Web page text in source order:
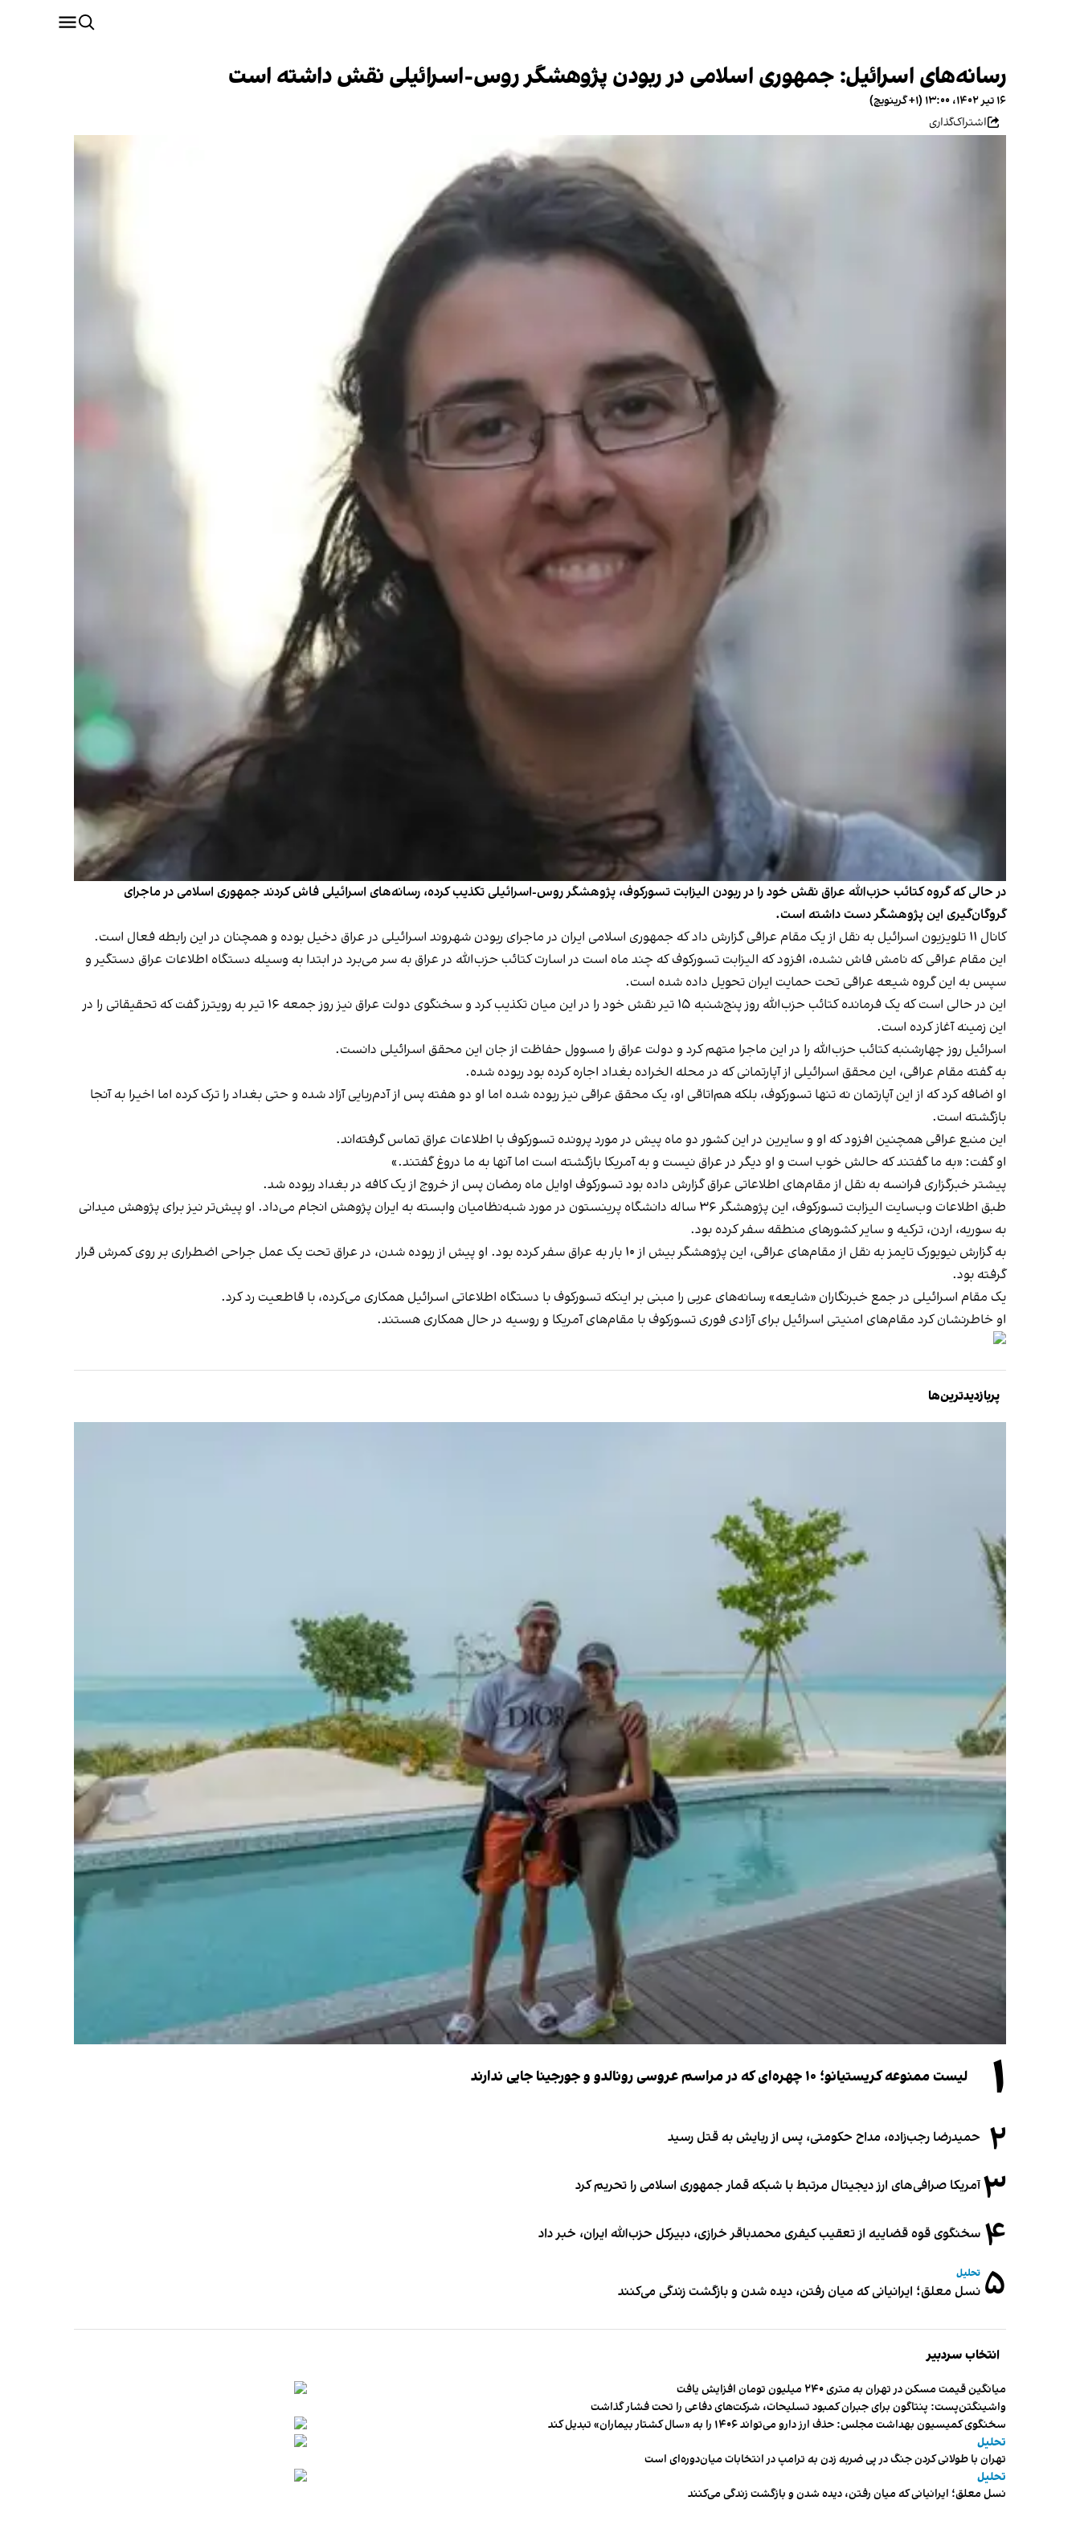
رسانه‌های اسرائیل: جمهوری اسلامی در ربودن پژوهشگر روس-اسرائیلی نقش داشته است
۱۶ تیر ۱۴۰۲، ۱۳:۰۰ (‎+۱ گرینویچ)
اشتراک‌گذاری
در حالی که گروه کتائب حزب‌الله عراق نقش خود را در ربودن الیزابت تسورکوف، پژوهشگر روس-اسرائیلی تکذیب کرده، رسانه‌های اسرائیلی فاش کردند جمهوری اسلامی در ماجرای
گروگان‌گیری این پژوهشگر دست داشته است.
کانال ۱۱ تلویزیون اسرائیل به نقل از یک‌ مقام عراقی گزارش داد که جمهوری اسلامی ایران در ماجرای ربودن شهروند اسرائیلی در عراق دخیل بوده و همچنان در این رابطه فعال است.
این ‌مقام عراقی که نامش فاش نشده، افزود که الیزابت تسورکوف که چند ماه است در اسارت کتائب حزب‌الله در عراق به سر می‌برد در ابتدا به وسیله دستگاه اطلاعات عراق دستگیر و
سپس به این گروه شیعه عراقی تحت حمایت ایران تحویل داده شده است.
این در حالی است که یک فرمانده کتائب حزب‌الله روز پنج‌شنبه ۱۵ تیر نقش خود را در این میان تکذیب کرد و سخنگوی دولت عراق نیز روز جمعه ۱۶ تیر به رویترز گفت که تحقیقاتی را در
این زمینه آغاز کرده است.
اسرائیل روز چهارشنبه کتائب حزب‌الله را در این ماجرا متهم کرد و دولت عراق را مسوول حفاظت از جان این‌ محقق اسرائیلی دانست.
به گفته مقام عراقی، این محقق اسرائیلی از آپارتمانی که در محله الخراده بغداد اجاره کرده بود ربوده شده.
او اضافه کرد که از این آپارتمان نه تنها تسورکوف، بلکه هم‌اتاقی او، یک محقق عراقی نیز ربوده شده اما او دو هفته پس از آدم‌ربایی آزاد شده و حتی بغداد را ترک کرده اما اخیرا به آنجا
بازگشته است.
این منبع عراقی همچنین افزود که او و سایرین در این کشور دو ماه پیش در مورد پرونده تسورکوف با اطلاعات عراق تماس گرفته‌اند.
او گفت: «به ما گفتند که حالش خوب است و او دیگر در عراق نیست و به آمریکا بازگشته است اما آنها به ما دروغ گفتند.»
پیشتر خبرگزاری فرانسه به نقل از مقام‌های اطلاعاتی عراق گزارش داده بود تسورکوف اوایل ماه رمضان پس از خروج از یک کافه در بغداد ربوده شد.
طبق اطلاعات وب‌سایت الیزابت تسورکوف، این پژوهشگر ۳۶ ساله دانشگاه پرینستون در مورد شبه‌نظامیان وابسته به ایران پژوهش انجام می‌داد. او پیش‌تر نیز برای پژوهش میدانی
به سوریه، اردن، ترکیه و سایر کشورهای منطقه سفر کرده بود.
به گزارش نیویورک تایمز به نقل از مقام‌های عراقی، این پژوهشگر بیش از ۱۰ بار به عراق سفر کرده بود. او پیش از ربوده شدن، در عراق تحت یک عمل جراحی اضطراری بر روی کمرش قرار
گرفته بود.
یک مقام اسرائیلی در جمع خبرنگاران «شایعه‌» رسانه‌های عربی را مبنی بر اینکه تسورکوف با دستگاه اطلاعاتی اسرائیل همکاری می‌کرده، با قاطعیت رد کرد.
او خاطرنشان کرد مقام‌های امنیتی اسرائیل برای آزادی فوری تسورکوف با مقام‌های آمریکا و روسیه در حال همکاری هستند.
پربازدیدترین‌ها
۱ لیست ممنوعه کریستیانو؛ ۱۰ چهره‌ای که در مراسم عروسی رونالدو و جورجینا جایی ندارند
۲ حمیدرضا رجب‌زاده، مداح حکومتی، پس از ربایش به قتل رسید
۳آمریکا صرافی‌های ارز دیجیتال مرتبط با شبکه قمار جمهوری اسلامی را تحریم کرد
۴ سخنگوی قوه قضاییه از تعقیب کیفری محمدباقر خرازی، دبیر‌کل حزب‌الله ایران، خبر داد
۵ تحلیل
نسل معلق؛ ایرانیانی که میان رفتن، دیده شدن و بازگشت زندگی می‌کنند
انتخاب سردبیر
میانگین قیمت مسکن در تهران به متری ۲۴۰ میلیون تومان افزایش یافت
واشینگتن‌پست: پنتاگون برای جبران کمبود تسلیحات، شرکت‌های دفاعی را تحت فشار گذاشت
سخنگوی کمیسیون بهداشت مجلس: حذف ارز دارو می‌تواند ۱۴۰۶ را به «سال کشتار بیماران» تبدیل کند
تحلیل
تهران با طولانی کردن جنگ در پی ضربه زدن به ترامپ در انتخابات میان‌دوره‌ای است
تحلیل
نسل معلق؛ ایرانیانی که میان رفتن، دیده شدن و بازگشت زندگی می‌کنند